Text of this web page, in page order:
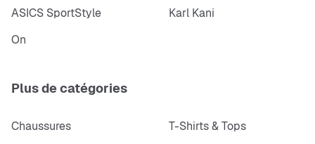
ASICS SportStyle
Karl Kani
On
Plus de catégories
Chaussures
T-Shirts & Tops